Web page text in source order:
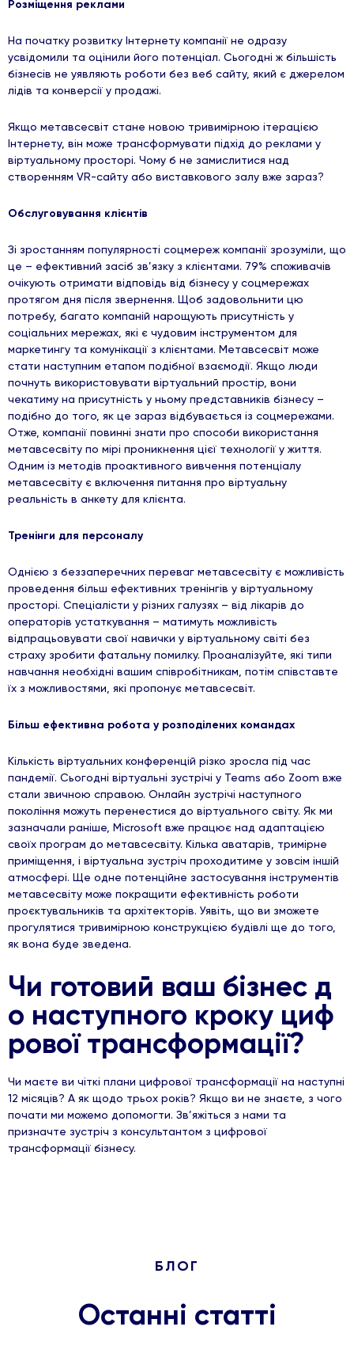
Розміщення реклами
На початку розвитку Інтернету компанії не одразу
усвідомили та оцінили його потенціал. Сьогодні ж більшість
бізнесів не уявляють роботи без веб сайту, який є джерелом
лідів та конверсії у продажі.
Якщо метавсесвіт стане новою тривимірною ітерацією
Інтернету, він може трансформувати підхід до реклами у
віртуальному просторі. Чому б не замислитися над
створенням VR-сайту або виставкового залу вже зараз?
Обслуговування клієнтів
Зі зростанням популярності соцмереж компанії зрозуміли, що
це – ефективний засіб зв’язку з клієнтами. 79% споживачів
очікують отримати відповідь від бізнесу у соцмережах
протягом дня після звернення. Щоб задовольнити цю
потребу, багато компаній нарощують присутність у
соціальних мережах, які є чудовим інструментом для
маркетингу та комунікації з клієнтами. Метавсесвіт може
стати наступним етапом подібної взаємодії. Якщо люди
почнуть використовувати віртуальний простір, вони
чекатиму на присутність у ньому представників бізнесу –
подібно до того, як це зараз відбувається із соцмережами.
Отже, компанії повинні знати про способи використання
метавсесвіту по мірі проникнення цієї технології у життя.
Одним із методів проактивного вивчення потенціалу
метавсесвіту є включення питання про віртуальну
реальність в анкету для клієнта.
Тренінги для персоналу
Однією з беззаперечних переваг метавсесвіту є можливість
проведення більш ефективних тренінгів у віртуальному
просторі. Спеціалісти у різних галузях – від лікарів до
операторів устаткування – матимуть можливість
відпрацьовувати свої навички у віртуальному світі без
страху зробити фатальну помилку. Проаналізуйте, які типи
навчання необхідні вашим співробітникам, потім співставте
їх з можливостями, які пропонує метавсесвіт.
Більш ефективна робота у розподілених командах
Кількість віртуальних конференцій різко зросла під час
пандемії. Сьогодні віртуальні зустрічі у Teams або Zoom вже
стали звичною справою. Онлайн зустрічі наступного
покоління можуть перенестися до віртуального світу. Як ми
зазначали раніше, Microsoft вже працює над адаптацією
своїх програм до метавсесвіту. Кілька аватарів, тримірне
приміщення, і віртуальна зустріч проходитиме у зовсім іншій
атмосфері. Ще одне потенційне застосування інструментів
метавсесвіту може покращити ефективність роботи
проєктувальників та архітекторів. Уявіть, що ви зможете
прогулятися тривимірною конструкцією будівлі ще до того,
як вона буде зведена.
Чи готовий ваш бізнес д
о наступного кроку циф
рової трансформації?
Чи маєте ви чіткі плани цифрової трансформації на наступні
12 місяців? А як щодо трьох років? Якщо ви не знаєте, з чого
почати ми можемо допомогти. Зв’яжіться з нами та
призначте зустріч з консультантом з цифрової
трансформації бізнесу.
БЛОГ
Останні статті